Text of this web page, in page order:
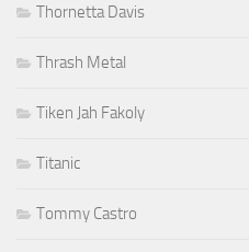
Thornetta Davis
Thrash Metal
Tiken Jah Fakoly
Titanic
Tommy Castro